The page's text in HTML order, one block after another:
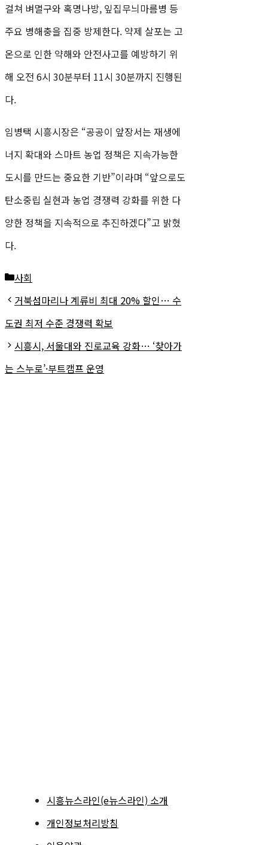
걸쳐 벼멸구와 혹명나방, 잎집무늬마름병 등
주요 병해충을 집중 방제한다. 약제 살포는 고
온으로 인한 약해와 안전사고를 예방하기 위
해 오전 6시 30분부터 11시 30분까지 진행된
다.
임병택 시흥시장은 “공공이 앞장서는 재생에
너지 확대와 스마트 농업 정책은 지속가능한
도시를 만드는 중요한 기반”이라며 “앞으로도
탄소중립 실현과 농업 경쟁력 강화를 위한 다
양한 정책을 지속적으로 추진하겠다”고 밝혔
다.
카
테
고
리
사회
거북섬마리나 계류비 최대 20% 할인… 수
도권 최저 수준 경쟁력 확보
시흥시, 서울대와 진로교육 강화… ‘찾아가
는 스누로’·부트캠프 운영
시흥뉴스라인(e뉴스라인) 소개
개인정보처리방침